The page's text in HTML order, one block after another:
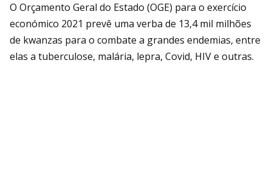
O Orçamento Geral do Estado (OGE) para o exercício
económico 2021 prevê uma verba de 13,4 mil milhões
de kwanzas para o combate a grandes endemias, entre
elas a tuberculose, malária, lepra, Covid, HIV e outras.